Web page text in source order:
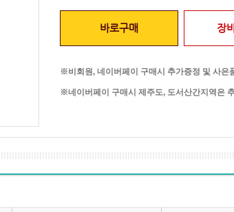
바로구매 장
※비회원, 네이버페이 구매시 추가증정 및 사은
※네이버페이 구매시 제주도, 도서산간지역은